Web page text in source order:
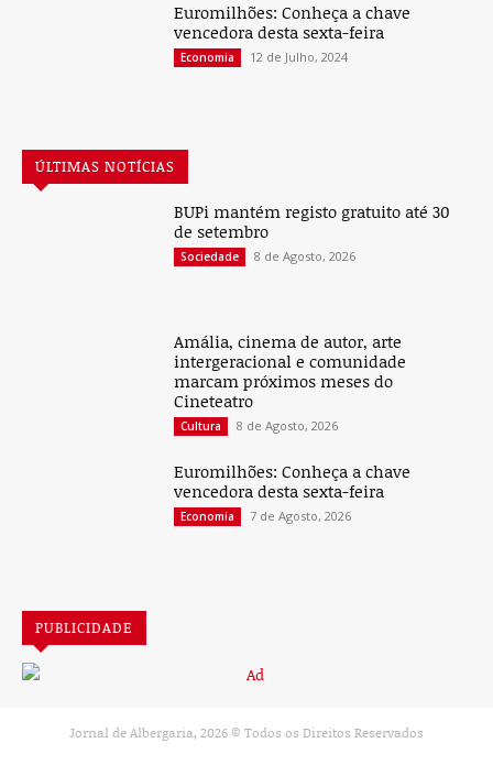
Euromilhões: Conheça a chave
vencedora desta sexta-feira
Economia 12 de Julho, 2024
ÚLTIMAS NOTÍCIAS
BUPi mantém registo gratuito até 30
de setembro
Sociedade 8 de Agosto, 2026
Amália, cinema de autor, arte
intergeracional e comunidade
marcam próximos meses do
Cineteatro
Cultura 8 de Agosto, 2026
Euromilhões: Conheça a chave
vencedora desta sexta-feira
Economia 7 de Agosto, 2026
PUBLICIDADE
Jornal de Albergaria, 2026 © Todos os Direitos Reservados